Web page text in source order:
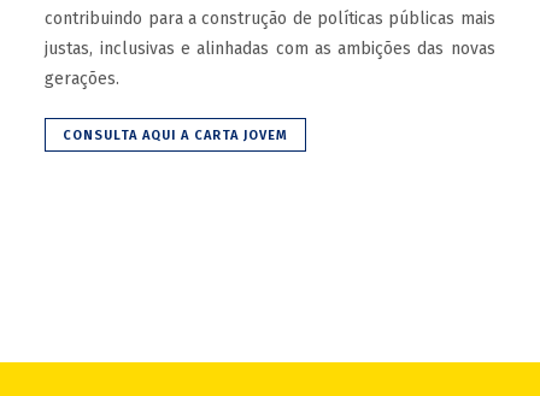
contribuindo para a construção de políticas públicas mais
justas, inclusivas e alinhadas com as ambições das novas
gerações.
CONSULTA AQUI A CARTA JOVEM